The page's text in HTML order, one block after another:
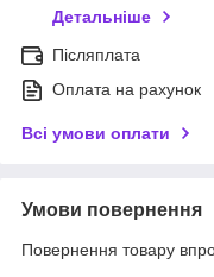
Детальніше
Післяплата
Оплата на рахунок
Всі умови оплати
Умови повернення
Повернення товару